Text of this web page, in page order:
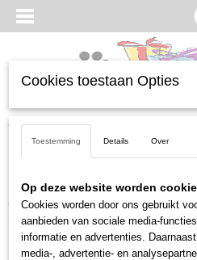
Inloggen Registreren
Home >Honden>Transport>
draagvermogen tot 5 kg
Cookies toestaan Opties
Toestemming Details Over
Op deze website worden
Cookies worden door ons gebruikt
aanbieden van sociale media-
informatie en advertenties.
media-, advertentie- en